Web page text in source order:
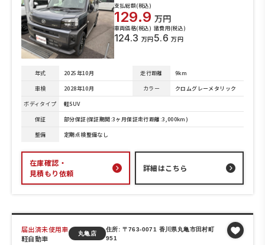
支払総額(税込)
129.9 万円
車両価格(税込)
124.3 万円
諸費用(税込)
5.6 万円
年式 2025年10月 走行距離
9km
車検
2028年10月 カラー
クロムグレーメタリック
ボディタイプ
軽SUV
保証
部分保証(保証期間:3ヶ月保証走行距離:3,000km)
整備
定期点検整備なし
在庫確認・
見積もり依頼
詳細はこちら
届出済未使用車
軽自動車
丸亀店
住所: 〒763-0071 香川県丸亀市田村町
951